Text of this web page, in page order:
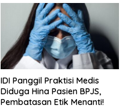
IDI Panggil Praktisi Medis
Diduga Hina Pasien BPJS,
Pembatasan Etik Menanti!